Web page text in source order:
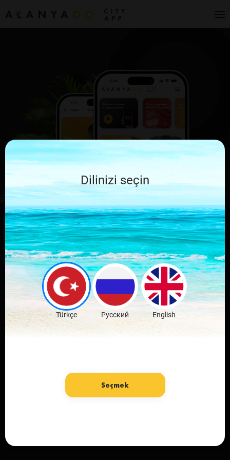
Скачай мобильное
приложение
любимого города
Скачать бесплатно
Dilinizi seçin
Türkçe Русский English
Seçmek